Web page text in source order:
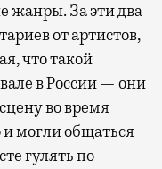
жанры. За эти два
от артистов,
что такой
в России — они
во время
и могли общаться
гулять по